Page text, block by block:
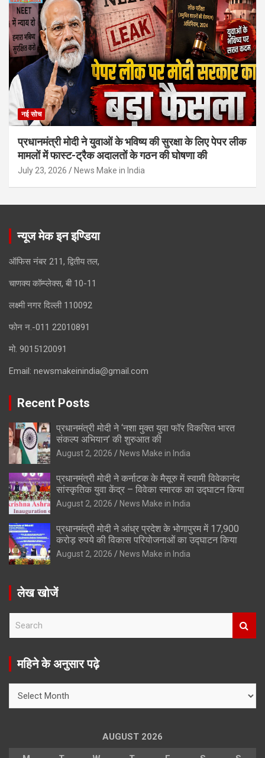
नई सोच
प्रधानमंत्री मोदी ने युवाओं के भविष्य की सुरक्षा के लिए पेपर लीक
मामलों में फास्ट-ट्रैक अदालतों के गठन की घोषणा की
July 23, 2026 News Make in India
न्यूज मेक इन इण्डिया
ऑफिस नंबर 211, द्वितीय तल,
चाणक्य कॉम्प्लेक्स, बी 10-11
लक्ष्मी नगर दिल्ली 110092
फोन न.-011 22010891
मो. 9015120091
Email: newsmakeinindia@gmail.com
Recent Posts
प्रधानमंत्री मोदी ने ‘नशा मुक्त युवा फॉर विकसित भारत
संकल्प अभियान’ की शुरुआत की
August 2, 2026 News Make in India
प्रधानमंत्री मोदी ने कर्नाटक के मैसूरु में स्वामी विवेकानंद
सांस्कृतिक युवा केंद्र – विवेका स्मारक का उद्घाटन किया
August 2, 2026 News Make in India
प्रधानमंत्री मोदी ने आंध्र प्रदेश के भोगापुरम में 17,900
करोड़ रुपये की विकास परियोजनाओं का उद्घाटन किया
August 2, 2026 News Make in India
लेख खोजें
r
महिने के अनुसार पढ़े
AUGUST 2026